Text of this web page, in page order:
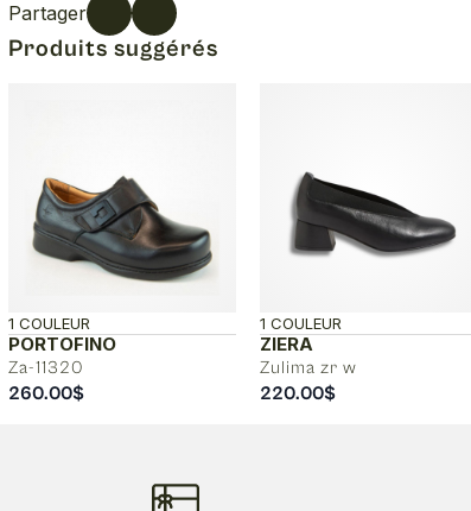
Partager
Produits suggérés
PORTOFINO
Za-11320
1 COULEUR
260.00$
ZIERA
Zulima zr w
1 COULEUR
220.00$